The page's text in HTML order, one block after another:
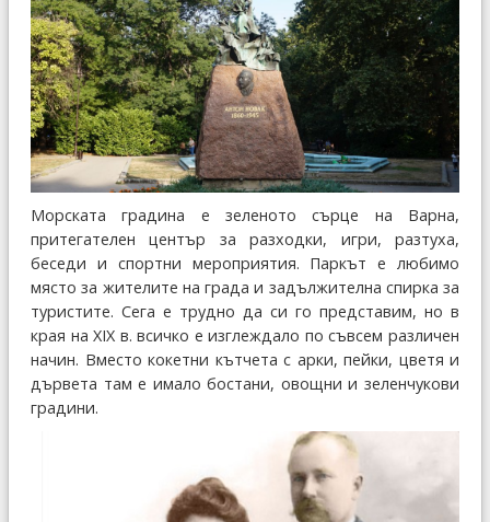
Морската градина е зеленото сърце на Варна,
притегателен център за разходки, игри, разтуха,
беседи и спортни мероприятия. Паркът е любимо
място за жителите на града и задължителна спирка за
туристите. Сега е трудно да си го представим, но в
края на XIX в. всичко е изглеждало по съвсем различен
начин. Вместо кокетни кътчета с арки, пейки, цветя и
дървета там е имало бостани, овощни и зеленчукови
градини.